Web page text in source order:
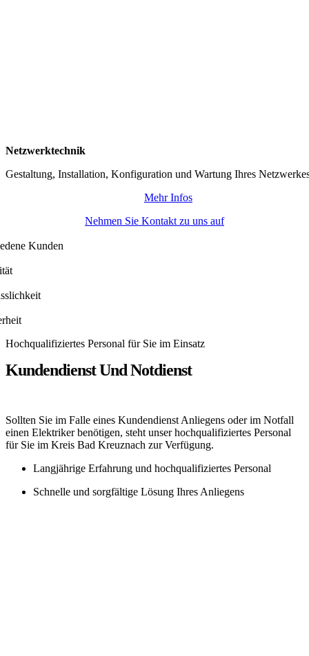
Netzwerktechnik
Gestaltung, Installation, Konfiguration und Wartung Ihres
Mehr Infos
Nehmen Sie Kontakt zu uns auf
Kunden
Hochqualifiziertes Personal für Sie im Einsatz
Kundendienst Und Notdienst
Sollten Sie im Falle eines Kundendienst Anliegens oder im Notfall
einen Elektriker benötigen, steht unser hochqualifiziertes Personal
für Sie im Kreis Bad Kreuznach zur Verfügung.
Langjährige Erfahrung und hochqualifiziertes Personal
Schnelle und sorgfältige Lösung Ihres Anliegens